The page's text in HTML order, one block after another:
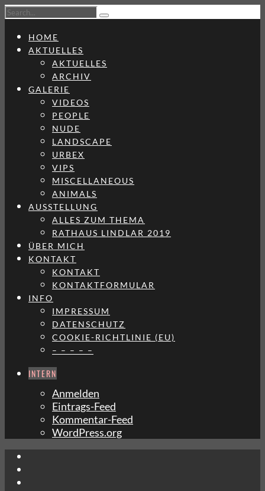
HOME
AKTUELLES
AKTUELLES
ARCHIV
GALERIE
VIDEOS
PEOPLE
NUDE
LANDSCAPE
URBEX
VIPS
MISCELLANEOUS
ANIMALS
AUSSTELLUNG
ALLES ZUM THEMA
RATHAUS LINDLAR 2019
ÜBER MICH
KONTAKT
KONTAKT
KONTAKTFORMULAR
INFO
IMPRESSUM
DATENSCHUTZ
COOKIE-RICHTLINIE (EU)
– – – – –
INTERN
Anmelden
Eintrags-Feed
Kommentar-Feed
WordPress.org